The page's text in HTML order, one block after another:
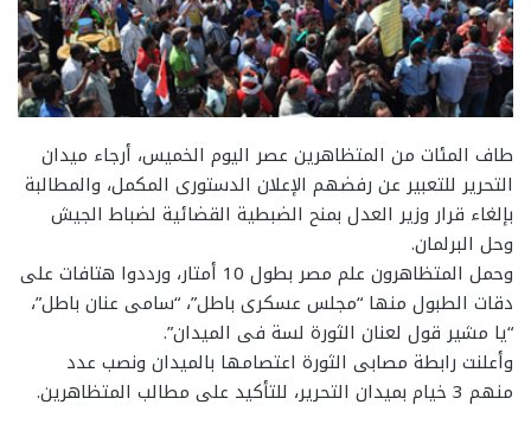
طاف المئات من المتظاهرين عصر اليوم الخميس، أرجاء ميدان
التحرير للتعبير عن رفضهم الإعلان الدستورى المكمل، والمطالبة
بإلغاء قرار وزير العدل بمنح الضبطية القضائية لضباط الجيش
وحل البرلمان.
وحمل المتظاهرون علم مصر بطول 10 أمتار، ورددوا هتافات على
دقات الطبول منها “مجلس عسكرى باطل”، “سامى عنان باطل”،
“يا مشير قول لعنان الثورة لسة فى الميدان”.
وأعلنت رابطة مصابى الثورة اعتصامها بالميدان ونصب عدد
منهم 3 خيام بميدان التحرير، للتأكيد على مطالب المتظاهرين.